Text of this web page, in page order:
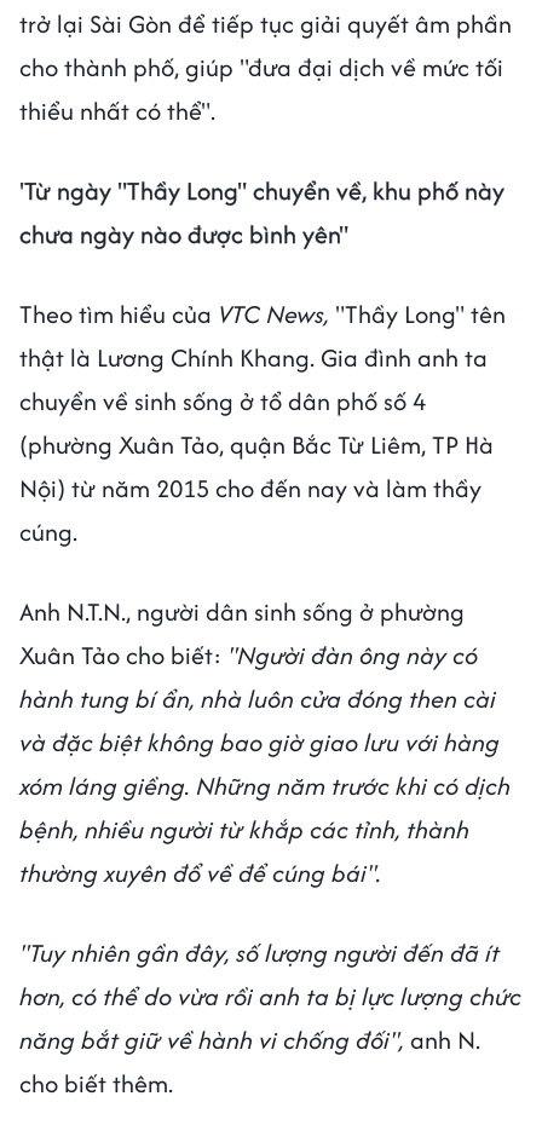
trở lại Sài Gòn để tiếp tục giải quyết âm phần
cho thành phố, giúp "đưa đại dịch về mức tối
thiểu nhất có thể".
'Từ ngày "Thầy Long" chuyển về, khu phố này
chưa ngày nào được bình yên"
Theo tìm hiểu của VTC News, "Thầy Long" tên
thật là Lương Chính Khang. Gia đình anh ta
chuyển về sinh sống ở tổ dân phố số 4
(phường Xuân Tảo, quận Bắc Từ Liêm, TP Hà
Nội) từ năm 2015 cho đến nay và làm thầy
cúng.
Anh N.T.N., người dân sinh sống ở phường
Xuân Tảo cho biết: "Người đàn ông này có
hành tung bí ẩn, nhà luôn cửa đóng then cài
và đặc biệt không bao giờ giao lưu với hàng
xóm láng giềng. Những năm trước khi có dịch
bệnh, nhiều người từ khắp các tỉnh, thành
thường xuyên đổ về để cúng bái".
"Tuy nhiên gần đây, số lượng người đến đã ít
hơn, có thể do vừa rồi anh ta bị lực lượng chức
năng bắt giữ về hành vi chống đối", anh N.
cho biết thêm.